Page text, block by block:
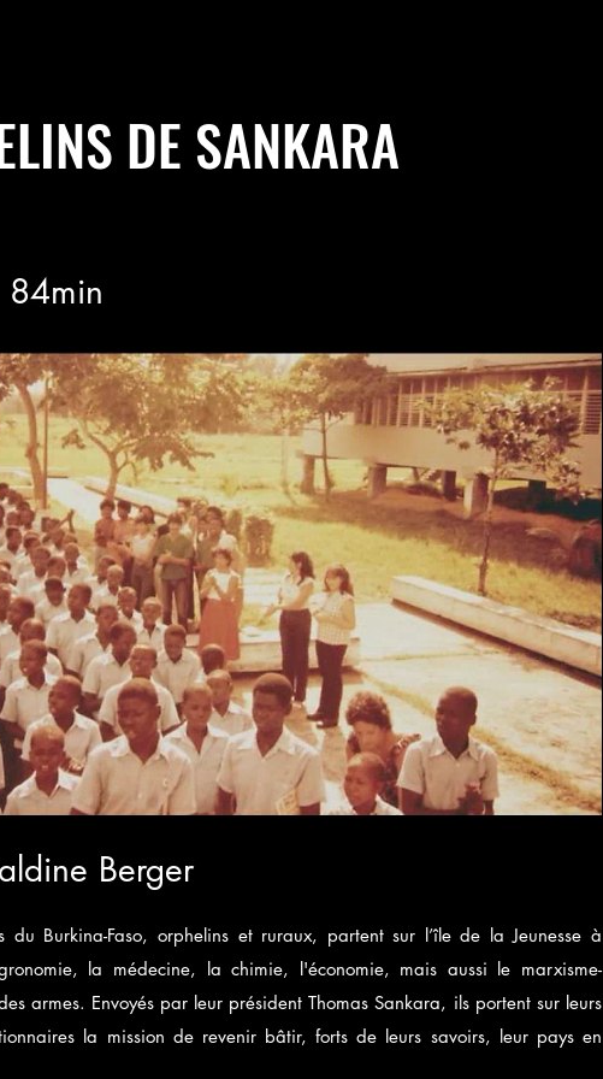
DE SANKARA
Berger
du Burkina-Faso, orphelins et ruraux, partent sur l’île de la Jeunesse à
la médecine, la chimie, l'économie, mais aussi le marxisme-
armes. Envoyés par leur président Thomas Sankara, ils portent sur leurs
la mission de revenir bâtir, forts de leurs savoirs, leur pays en